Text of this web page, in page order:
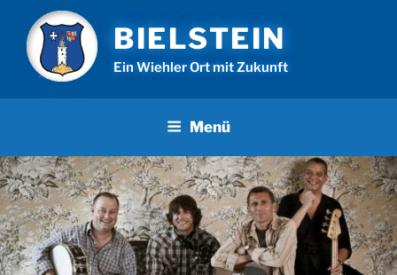
Inhalt
springen
BIELSTEIN
Ein Wiehler Ort mit Zukunft
Menü